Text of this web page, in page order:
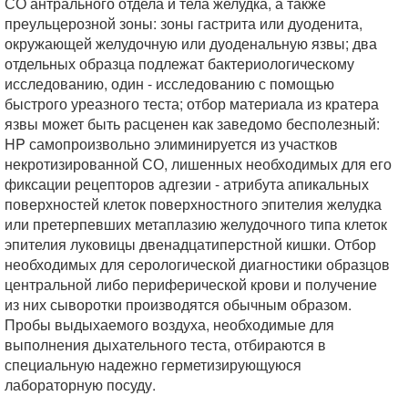
преульцерозной зоны: зоны гастрита или дуоденита,
окружающей желудочную или дуоденальную язвы; два
отдельных образца подлежат бактериологическому
исследованию, один - исследованию с помощью
быстрого уреазного теста; отбор материала из кратера
язвы может быть расценен как заведомо бесполезный:
HP самопроизвольно элиминируется из участков
некротизированной СО, лишенных необходимых для его
фиксации рецепторов адгезии - атрибута апикальных
поверхностей клеток поверхностного эпителия желудка
или претерпевших метаплазию желудочного типа клеток
эпителия луковицы двенадцатиперстной кишки. Отбор
необходимых для серологической диагностики образцов
центральной либо периферической крови и получение
из них сыворотки производятся обычным образом.
Пробы выдыхаемого воздуха, необходимые для
выполнения дыхательного теста, отбираются в
специальную надежно герметизирующуюся
лабораторную посуду.